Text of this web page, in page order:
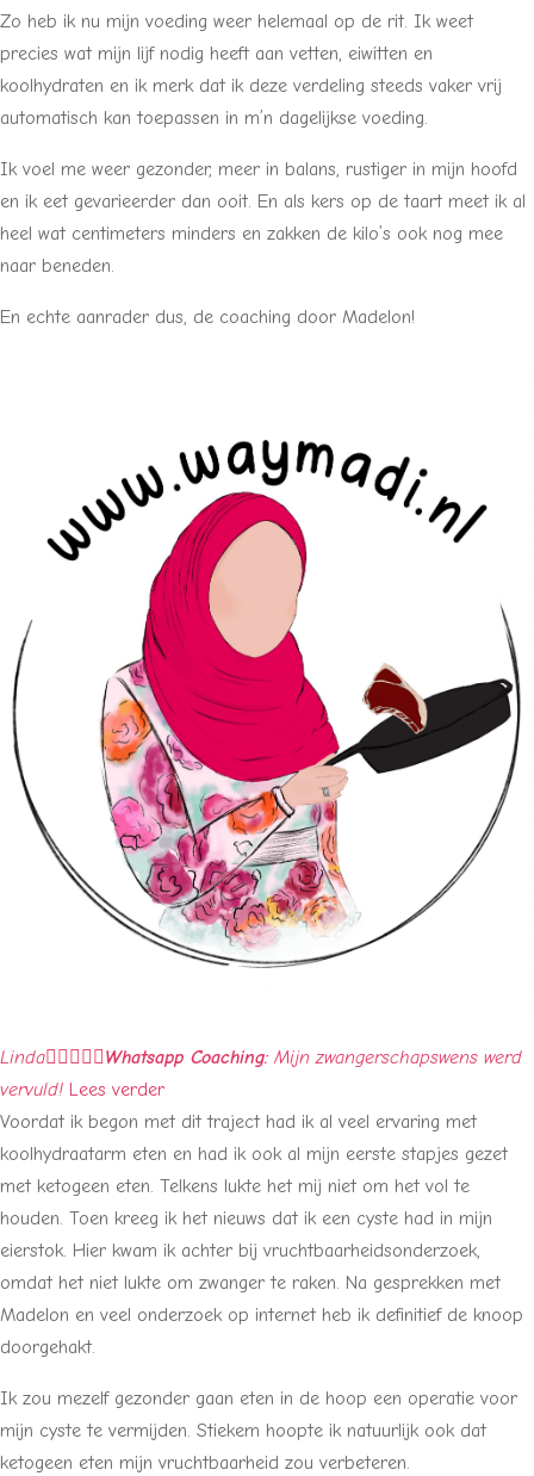
Zo heb ik nu mijn voeding weer helemaal op de rit. Ik weet
precies wat mijn lijf nodig heeft aan vetten, eiwitten en
koolhydraten en ik merk dat ik deze verdeling steeds vaker vrij
automatisch kan toepassen in m’n dagelijkse voeding.
Ik voel me weer gezonder, meer in balans, rustiger in mijn hoofd
en ik eet gevarieerder dan ooit. En als kers op de taart meet ik al
heel wat centimeters minders en zakken de kilo’s ook nog mee
naar beneden.
En echte aanrader dus, de coaching door Madelon!
Linda    Whatsapp Coaching: Mijn zwangerschapswens werd
vervuld! Lees verder
Voordat ik begon met dit traject had ik al veel ervaring met
koolhydraatarm eten en had ik ook al mijn eerste stapjes gezet
met ketogeen eten. Telkens lukte het mij niet om het vol te
houden. Toen kreeg ik het nieuws dat ik een cyste had in mijn
eierstok. Hier kwam ik achter bij vruchtbaarheidsonderzoek,
omdat het niet lukte om zwanger te raken. Na gesprekken met
Madelon en veel onderzoek op internet heb ik definitief de knoop
doorgehakt.
Ik zou mezelf gezonder gaan eten in de hoop een operatie voor
mijn cyste te vermijden. Stiekem hoopte ik natuurlijk ook dat
ketogeen eten mijn vruchtbaarheid zou verbeteren.